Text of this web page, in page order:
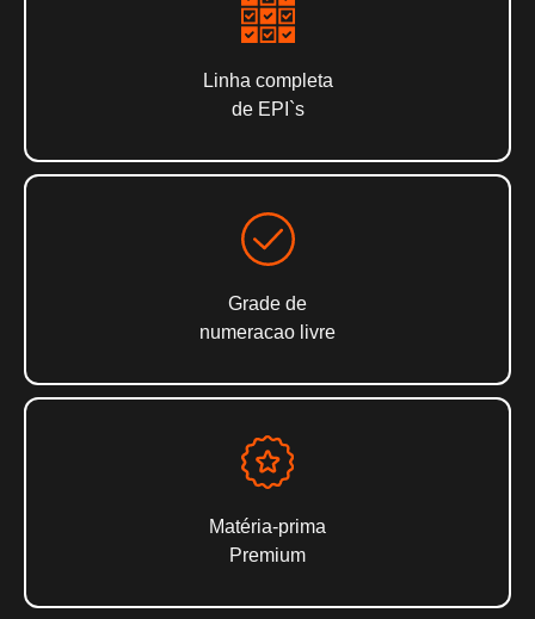
Linha completa
de EPI`s
Grade de
numeracao livre
Matéria-prima
Premium